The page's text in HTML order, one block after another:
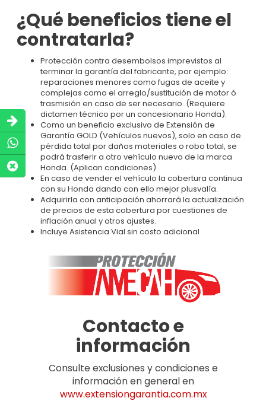
¿Qué beneficios tiene el
contratarla?
Protección contra desembolsos imprevistos al
terminar la garantía del fabricante, por ejemplo:
reparaciones menores como fugas de aceite y
complejas como el arreglo/sustitución de motor ó
trasmisión en caso de ser necesario. (Requiere
dictamen técnico por un concesionario Honda).
Como un beneficio exclusivo de Extensión de
Garantía GOLD (Vehículos nuevos), solo en caso de
pérdida total por daños materiales o robo total, se
podrá trasferir a otro vehículo nuevo de la marca
Honda. (Aplican condiciones)
En caso de vender el vehículo la cobertura continua
con su Honda dando con ello mejor plusvalía.
Adquirirla con anticipación ahorrará la actualización
de precios de esta cobertura por cuestiones de
inflación anual y otros ajustes.
Incluye Asistencia Vial sin costo adicional
Contacto e
información
Consulte exclusiones y condiciones e
información en general en
www.extensiongarantia.com.mx